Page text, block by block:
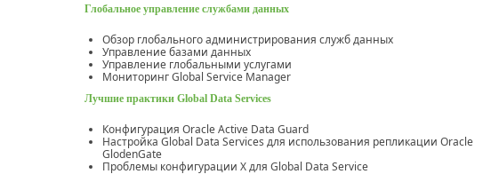
Глобальное управление службами данных
Обзор глобального администрирования служб данных
Управление базами данных
Управление глобальными услугами
Мониторинг Global Service Manager
Лучшие практики Global Data Services
Конфигурация Oracle Active Data Guard
Настройка Global Data Services для использования репликации Oracle
GlodenGate
Проблемы конфигурации X для Global Data Service